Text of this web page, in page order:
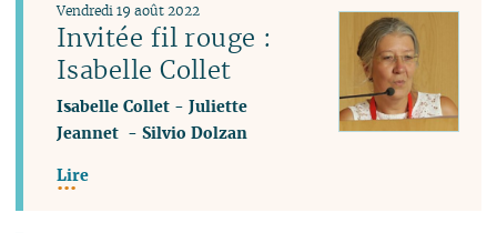
Invitée fil rouge :
Isabelle Collet
Vendredi 19 août 2022
Isabelle Collet -Juliette
Jeannet -Silvio Dolzan
Lire